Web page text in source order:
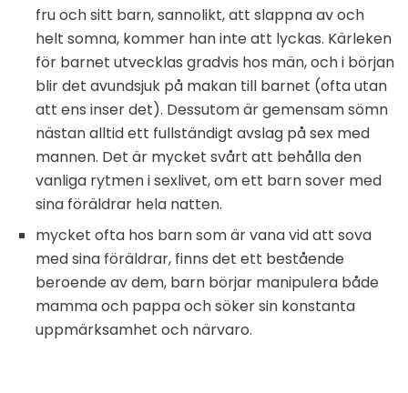
fru och sitt barn, sannolikt, att slappna av och
helt somna, kommer han inte att lyckas. Kärleken
för barnet utvecklas gradvis hos män, och i början
blir det avundsjuk på makan till barnet (ofta utan
att ens inser det). Dessutom är gemensam sömn
nästan alltid ett fullständigt avslag på sex med
mannen. Det är mycket svårt att behålla den
vanliga rytmen i sexlivet, om ett barn sover med
sina föräldrar hela natten.
mycket ofta hos barn som är vana vid att sova
med sina föräldrar, finns det ett bestående
beroende av dem, barn börjar manipulera både
mamma och pappa och söker sin konstanta
uppmärksamhet och närvaro.